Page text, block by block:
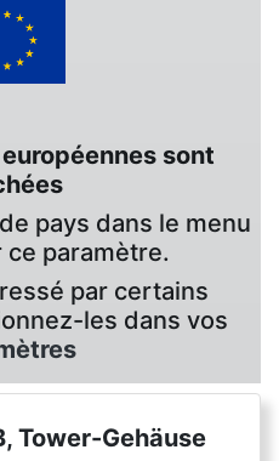
sont
pays dans le menu
paramètre.
par certains
les dans vos
Tower-Gehäuse